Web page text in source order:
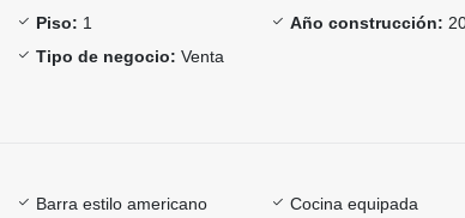
Piso: 1 Año construcción:
Tipo de negocio: Venta
Barra estilo americano
Cocina equipada